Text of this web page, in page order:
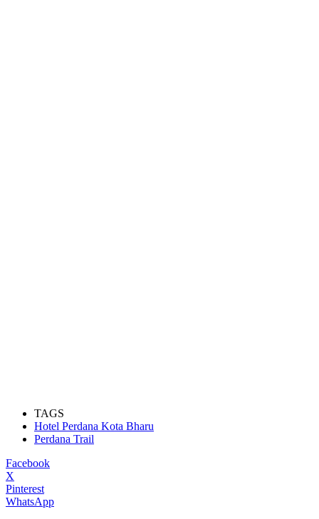
TAGS
Hotel Perdana Kota Bharu
Perdana Trail
Facebook
X
Pinterest
WhatsApp